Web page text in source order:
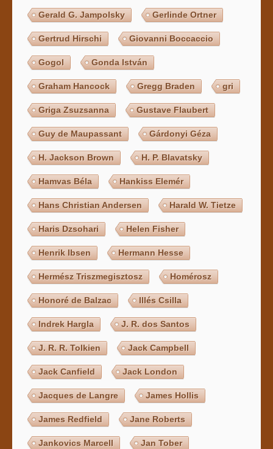
Gerald G. Jampolsky Gerlinde Ortner
Gertrud Hirschi Giovanni Boccaccio
Gogol Gonda István
Graham Hancock Gregg Braden gri
Griga Zsuzsanna Gustave Flaubert
Guy de Maupassant Gárdonyi Géza
H. Jackson Brown H. P. Blavatsky
Hamvas Béla Hankiss Elemér
Hans Christian Andersen Harald W. Tietze
Haris Dzsohari Helen Fisher
Henrik Ibsen Hermann Hesse
Hermész Triszmegisztosz Homérosz
Honoré de Balzac Illés Csilla
Indrek Hargla J. R. dos Santos
J. R. R. Tolkien Jack Campbell
Jack Canfield Jack London
Jacques de Langre James Hollis
James Redfield Jane Roberts
Jankovics Marcell Jan Tober